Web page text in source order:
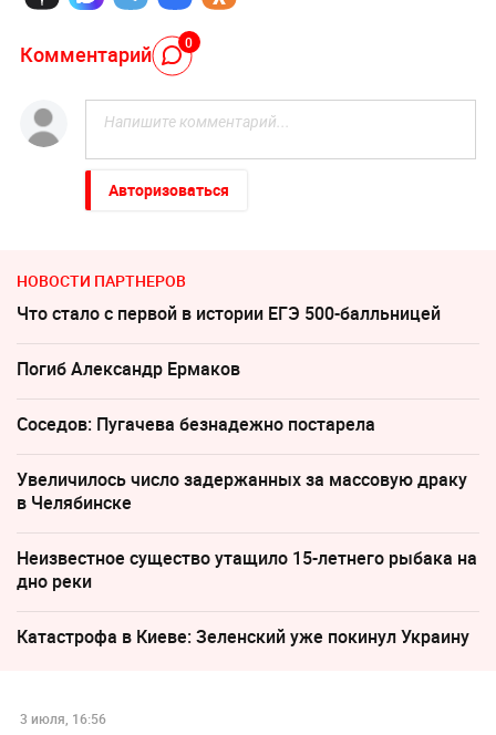
Комментарий 0
Авторизоваться
НОВОСТИ ПАРТНЕРОВ
Что стало с первой в истории ЕГЭ 500-балльницей
Погиб Александр Ермаков
Соседов: Пугачева безнадежно постарела
Увеличилось число задержанных за массовую драку
в Челябинске
Неизвестное существо утащило 15-летнего рыбака на
дно реки
Катастрофа в Киеве: Зеленский уже покинул Украину
3 июля, 16:56